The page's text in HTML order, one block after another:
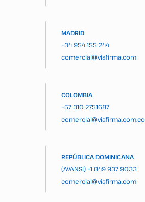
MADRID
+34 954 155 244
comercial@viafirma.com
COLOMBIA
+57 310 2751687
comercial@viafirma.com.co
REPÚBLICA DOMINICANA
(AVANSI) +1 849 937 9033
comercial@viafirma.com